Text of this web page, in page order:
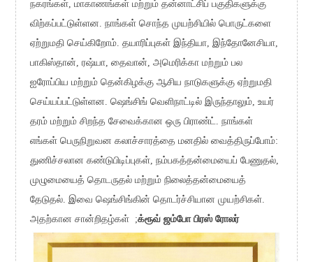
நகரங்கள், மாகாணங்கள் மற்றும் தன்னாட்சிப் பகுதிகளுக்கு
விற்கப்பட்டுள்ளன. நாங்கள் சொந்த முயற்சியில் பொருட்களை
ஏற்றுமதி செய்கிறோம். தயாரிப்புகள் இந்தியா, இந்தோனேசியா,
பாகிஸ்தான், ரஷ்யா, தைவான், அமெரிக்கா மற்றும் பல
ஐரோப்பிய மற்றும் தென்கிழக்கு ஆசிய நாடுகளுக்கு ஏற்றுமதி
செய்யப்பட்டுள்ளன. ஷெங்சிங் வெளிநாட்டில் இருந்தாலும், உயர்
தரம் மற்றும் சிறந்த சேவைக்கான ஒரு பிராண்ட். நாங்கள்
எங்கள் பெருநிறுவன கலாச்சாரத்தை மனதில் வைத்திருப்போம்:
துணிச்சலான கண்டுபிடிப்புகள், நம்பகத்தன்மையைப் பேணுதல்,
முழுமையைத் தொடருதல் மற்றும் நிலைத்தன்மையைத்
தேடுதல். இவை ஷெங்சிங்கின் தொடர்ச்சியான முயற்சிகள்.
அதற்கான சான்றிதழ்கள் ;க்ரூவ் ஜம்போ பிரஸ் ரோலர்